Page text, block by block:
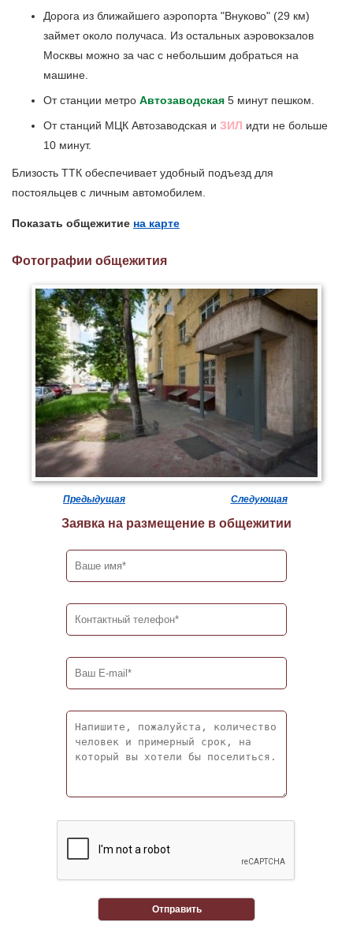
Дорога из ближайшего аэропорта "Внуково" (29 км)
займет около получаса. Из остальных аэровокзалов
Москвы можно за час с небольшим добраться на
машине.
От станции метро Автозаводская 5 минут пешком.
От станций МЦК Автозаводская и ЗИЛ идти не больше
10 минут.
Близость ТТК обеспечивает удобный подъезд для
постояльцев с личным автомобилем.
Показать общежитие на карте
Фотографии общежития
Предыдущая Следующая
Заявка на размещение в общежитии
Отправить